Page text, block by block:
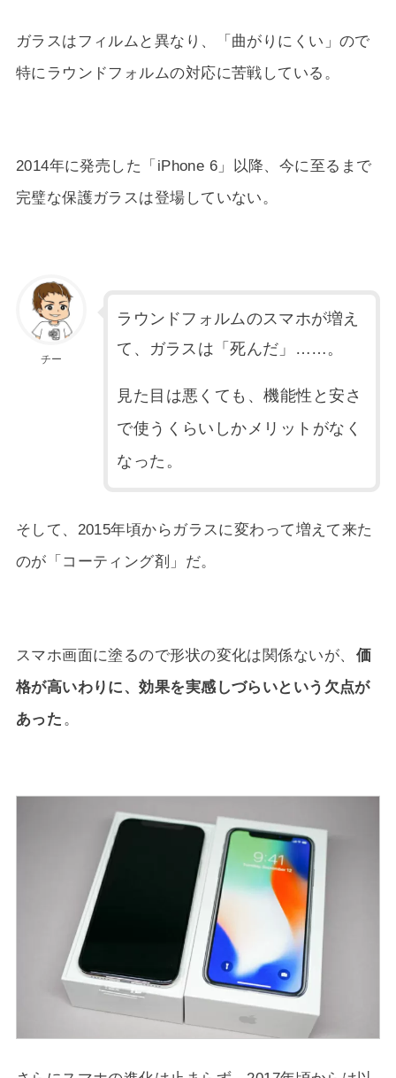
ガラスはフィルムと異なり、「曲がりにくい」ので
特にラウンドフォルムの対応に苦戦している。
2014年に発売した「iPhone 6」以降、今に至るまで
完璧な保護ガラスは登場していない。
チー
ラウンドフォルムのスマホが増え
て、ガラスは「死んだ」……。
見た目は悪くても、機能性と安さ
で使うくらいしかメリットがなく
なった。
そして、2015年頃からガラスに変わって増えて来た
のが「コーティング剤」だ。
スマホ画面に塗るので形状の変化は関係ないが、 価
格が高いわりに、効果を実感しづらいという欠点が
あった 。